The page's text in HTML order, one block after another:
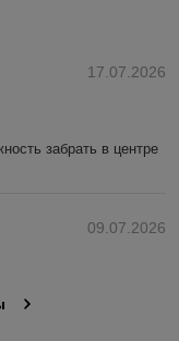
17.07.2026
забрать в центре
09.07.2026